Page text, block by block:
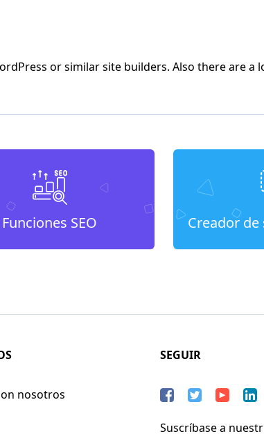
or similar site builders. Also there are a
Funciones SEO Creador
nosotros
SEGUIR
Suscríbase a